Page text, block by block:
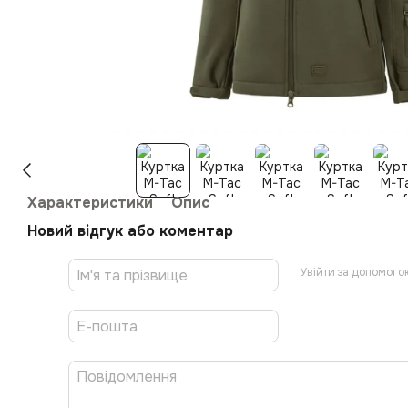
Характеристики
Опис
Новий відгук або коментар
Увійти за